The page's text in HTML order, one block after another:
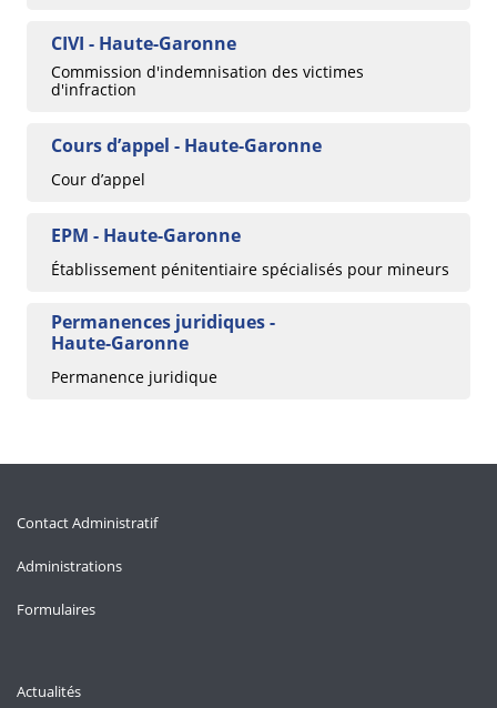
CIVI - Haute-Garonne
Commission d'indemnisation des victimes
d'infraction
Cours d’appel - Haute-Garonne
Cour d’appel
EPM - Haute-Garonne
Établissement pénitentiaire spécialisés pour mineurs
Permanences juridiques -
Haute-Garonne
Permanence juridique
Contact Administratif
Administrations
Formulaires
Actualités